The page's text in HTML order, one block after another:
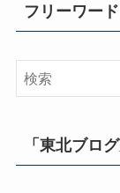
フリーワー
「東北ブロ